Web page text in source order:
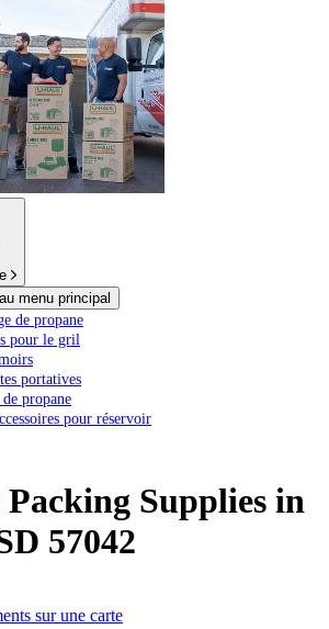
menu principal
de propane
pour le gril
portatives
propane
pour réservoir
Supplies in
57042
sur une carte